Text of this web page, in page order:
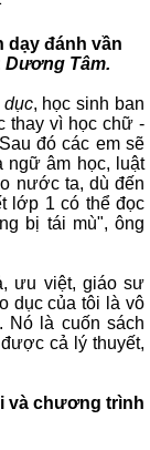
dạy đánh vần
Dương Tâm.
, học sinh ban
thay vì học chữ -
đó các em sẽ
ngữ âm học, luật
nước ta, dù đến
lớp 1 có thể đọc
bị tái mù", ông
ưu việt, giáo sư
dục của tôi là vô
Nó là cuốn sách
cả lý thuyết,
và chương trình